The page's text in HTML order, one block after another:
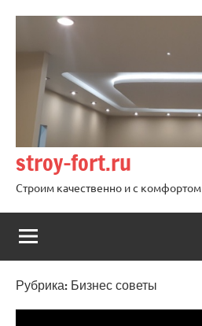
stroy-fort.ru
Строим качественно и с комфортом
Рубрика: Бизнес советы